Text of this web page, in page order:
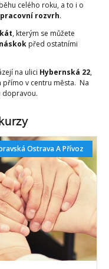
celého roku, a to i o
pracovní rozvrh.
, kterým se můžete
před ostatními
na ulici Hybernská 22,
přímo v centru města. Na
dopravou.
Ostrava A Přívoz